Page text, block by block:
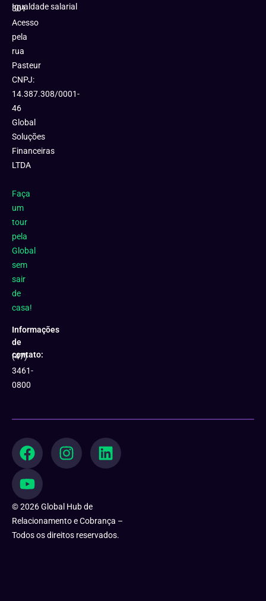
301
Acesso
pela
rua
Pasteur
CNPJ:
14.387.308/0001-
46
Global
Soluções
Financeiras
LTDA
Faça
um
tour
pela
Global
sem
sair
de
casa!
Informações
de
contato:
(47)
3461-
0800
Igualdade salarial
F
a
c
e
b
o
o
I
n
a
g
r
L
i
d
i
Y
o
u
t
u
b
e
© 2026 Global Hub de
Relacionamento e Cobrança –
Todos os direitos reservados.